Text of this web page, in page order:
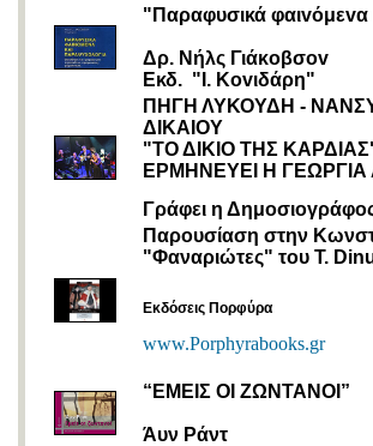
"Παραφυσικά
Δρ. Νήλς Γιάκoβσov
Εκδ. "I. Κovιδάρη"
ΠΗΓΗ ΛΥΚΟΥΔΗ -
ΔΙΚΑΙΟΥ
"ΤΟ ΔΙΚΙΟ ΤΗΣ
ΕΡΜΗΝΕΥΕΙ Η
Γράφει η
Παρουσίαση στην
"Φαναριώτες" του T.
Εκδόσεις Πορφύρα
www.Porphyrabooks.gr
“EΜΕΙΣ ΟΙ ΖΩΝΤΑΝΟΙ”
Άυν Ράντ